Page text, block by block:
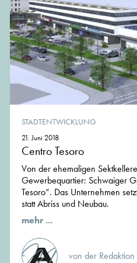
STADTENTWICKLUNG
21. Juni 2018
Centro Tesoro
Von der ehemaligen
Gewerbequartier: Schwaiger
Tesoro“. Das Unternehmen
statt Abriss und Neubau.
mehr ...
von der